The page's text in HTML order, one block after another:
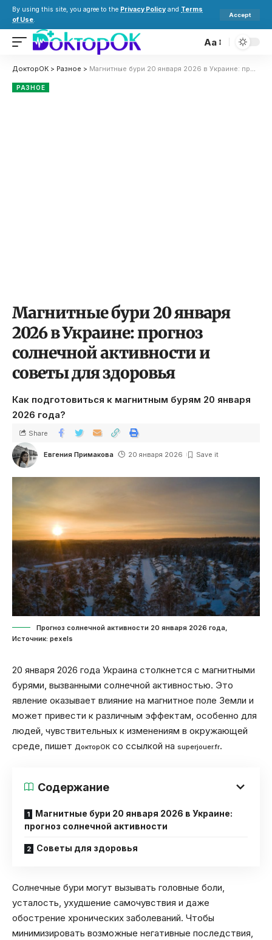
By using this site, you agree to the Privacy Policy and Terms
of Use.
Accept
Aa
ДокторОК > Разное > Магнитные бури 20 января 2026 в Украине: прогноз солнечной активности и советы для здоровья
РАЗНОЕ
Магнитные бури 20 января
2026 в Украине: прогноз
солнечной активности и
советы для здоровья
Как подготовиться к магнитным бурям 20 января
2026 года?
Евгения Примакова 20 января 2026
Share
Прогноз солнечной активности 20 января 2026 года,
Источник: pexels
20 января 2026 года Украина столкнется с магнитными
бурями, вызванными солнечной активностью. Это
явление оказывает влияние на магнитное поле Земли и
может привести к различным эффектам, особенно для
людей, чувствительных к изменениям в окружающей
среде, пишет ДокторОК со ссылкой на superjouer.fr.
Содержание
Магнитные бури 20 января 2026 в Украине:
прогноз солнечной активности
Советы для здоровья
Солнечные бури могут вызывать головные боли,
усталость, ухудшение самочувствия и даже
обострение хронических заболеваний. Чтобы
минимизировать возможные негативные последствия,